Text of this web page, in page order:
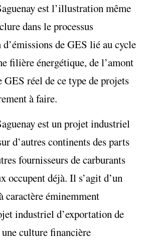
est l’illustration même
dans le processus
de GES lié au cycle
filière énergétique, de l’amont
GES réel de ce type de projets
à faire.
est un projet industriel
d’autres continents des parts
fournisseurs de carburants
occupent déjà. Il s’agit d’un
caractère éminemment
industriel d’exportation de
culture financière